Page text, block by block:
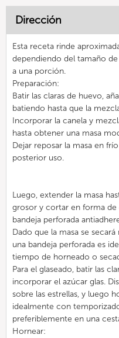
Dirección
Esta receta rinde
dependiendo del tamaño
a una porción.
Preparación:
Batir las claras de huevo,
batiendo hasta que la
Incorporar la canela y
hasta obtener una masa
Dejar reposar la masa en
posterior uso.
Luego, extender la masa
grosor y cortar en forma de
bandeja perforada
Dado que la masa se
una bandeja perforada es
tiempo de horneado o
Para el glaseado, batir las
incorporar el azúcar glas.
sobre las estrellas, y luego
idealmente con
preferiblemente en una
Hornear: